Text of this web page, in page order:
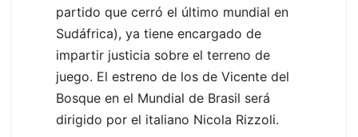
partido que cerró el último mundial en
Sudáfrica), ya tiene encargado de
impartir justicia sobre el terreno de
juego. El estreno de los de Vicente del
Bosque en el Mundial de Brasil será
dirigido por el italiano Nicola Rizzoli.